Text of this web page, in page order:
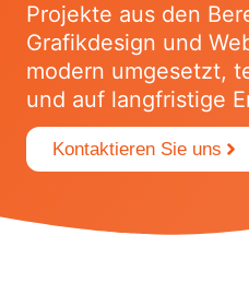
Projekte aus den
Grafikdesign und
modern umgesetzt,
und auf langfristige
Kontaktieren Sie uns